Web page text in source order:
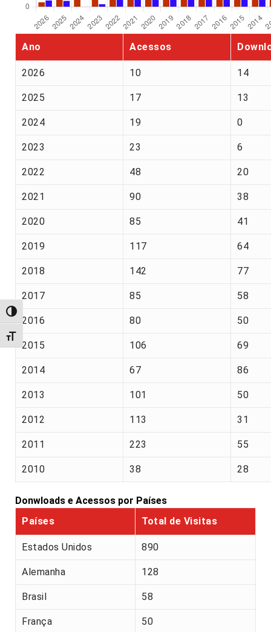
Alternar alto contraste
Alternar tamanho da fonte
Ano Acessos
2026 10 14
2025 17 13
2024 19 0
2023 23 6
2022 48 20
2021 90 38
2020 85 41
2019 117 64
2018 142 77
2017 85 58
2016 80 50
2015 106 69
2014 67 86
2013 101 50
2012 113 31
2011 223 55
2010 38 28
Donwloads e Acessos por Países
Países
Total de Visitas
Estados Unidos 890
Alemanha 128
Brasil 58
França 50